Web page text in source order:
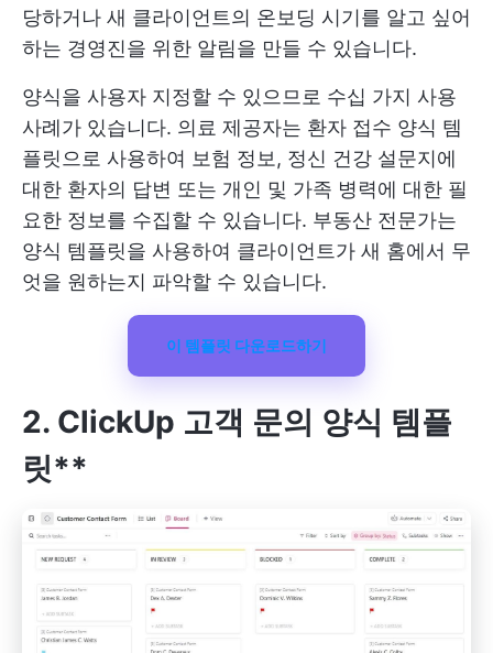
당하거나 새 클라이언트의 온보딩 시기를 알고 싶어
하는 경영진을 위한 알림을 만들 수 있습니다.
양식을 사용자 지정할 수 있으므로 수십 가지 사용
사례가 있습니다. 의료 제공자는 환자 접수 양식 템
플릿으로 사용하여 보험 정보, 정신 건강 설문지에
대한 환자의 답변 또는 개인 및 가족 병력에 대한 필
요한 정보를 수집할 수 있습니다. 부동산 전문가는
양식 템플릿을 사용하여 클라이언트가 새 홈에서 무
엇을 원하는지 파악할 수 있습니다.
이 템플릿 다운로드하기
2. ClickUp 고객 문의 양식 템플
릿**